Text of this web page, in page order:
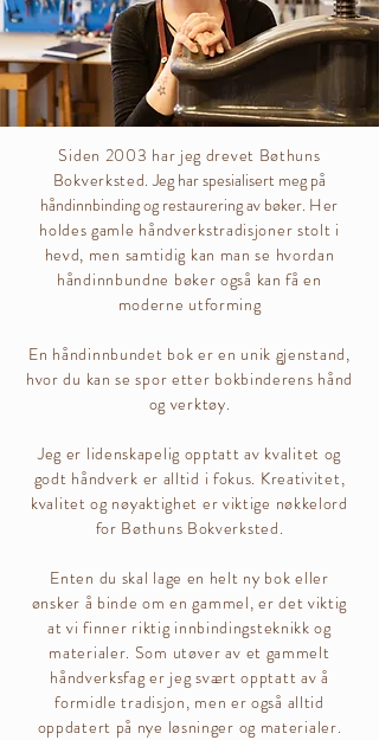
Siden 2003 har jeg drevet Bøthuns
Bokverksted. Jeg har spesialisert meg på
håndinnbinding og restaurering av bøker. Her
holdes gamle håndverkstradisjoner stolt i
hevd, men samtidig kan man se hvordan
håndinnbundne bøker også kan få en
moderne utforming
En håndinnbundet bok er en unik gjenstand,
hvor du kan se spor etter bokbinderens hånd
og verktøy.
Jeg er lidenskapelig opptatt av kvalitet og
godt håndverk er alltid i fokus. Kreativitet,
kvalitet og nøyaktighet er viktige nøkkelord
for Bøthuns Bokverksted.
Enten du skal lage en helt ny bok eller
ønsker å binde om en gammel, er det viktig
at vi finner riktig innbindingsteknikk og
materialer. Som utøver av et gammelt
håndverksfag er jeg svært opptatt av å
formidle tradisjon, men er også alltid
oppdatert på nye løsninger og materialer.